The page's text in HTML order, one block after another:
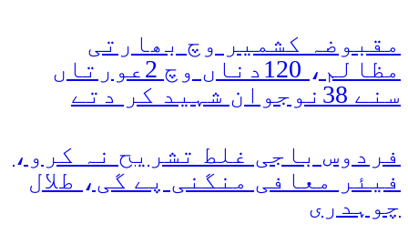
مقبوضہ کشمیر وچ بھارتی
مظالم، 120دناں وچ 2عورتاں
سنے 38نوجوان شہید کر دتے
فردوس باجی غلط تشریح نہ کرو،
فیئر معافی منگنی پے گی، طلال
چوہدری